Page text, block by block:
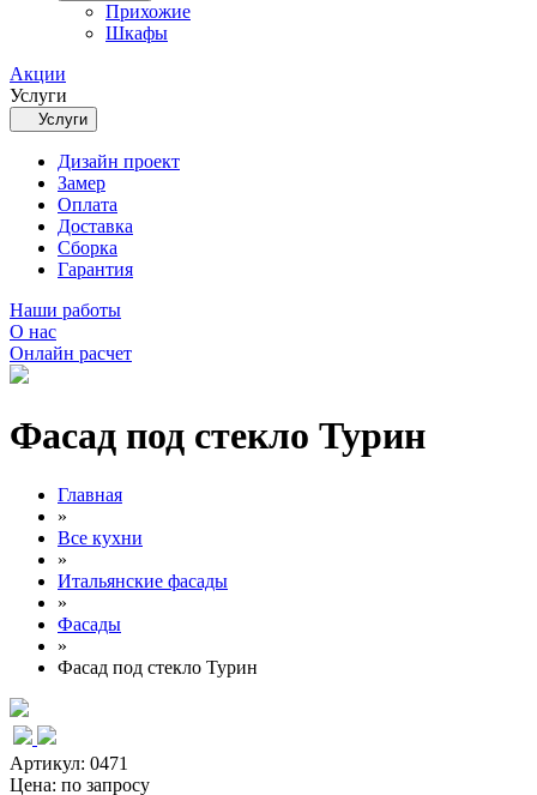
Прихожие
Шкафы
Акции
Услуги
Услуги
Дизайн проект
Замер
Оплата
Доставка
Сборка
Гарантия
Наши работы
О нас
Онлайн расчет
Фасад под стекло Турин
Главная
»
Все кухни
»
Итальянские фасады
»
Фасады
»
Фасад под стекло Турин
Артикул: 0471
Цена: по запросу